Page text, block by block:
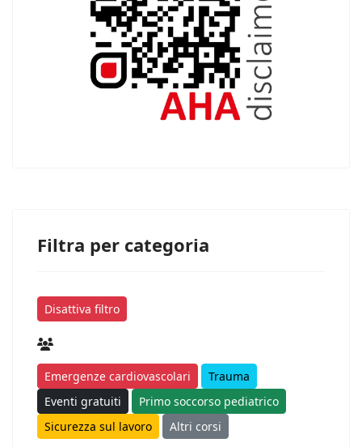
Filtra per categoria
Disattiva filtro
Emergenze cardiovascolari
Trauma
Eventi gratuiti
Primo soccorso pediatrico
Sicurezza sul lavoro
Altri corsi